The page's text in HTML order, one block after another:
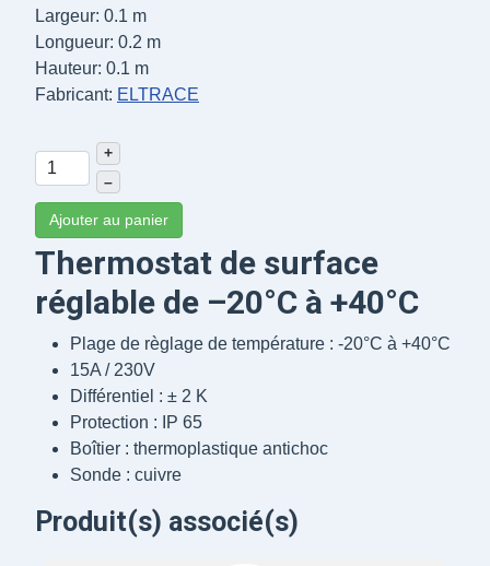
Largeur: 0.1 m
Longueur: 0.2 m
Hauteur: 0.1 m
Fabricant: ELTRACE
+
–
Ajouter au panier
Thermostat de surface
réglable de –20°C à +40°C
Plage de règlage de température : -20°C à +40°C
15A / 230V
Différentiel : ± 2 K
Protection : IP 65
Boîtier : thermoplastique antichoc
Sonde : cuivre
Produit(s) associé(s)